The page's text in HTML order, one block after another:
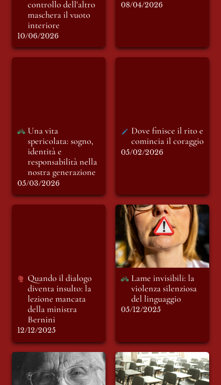
controllo dell'altro
maschera il vuoto
interiore
10/06/2026
08/04/2026
Una vita
spericolata: sogno,
identità e
responsabilità nella
nostra generazione
05/03/2026
Dove finisce il rito e
comincia il coraggio
05/02/2026
Quando il dialogo
diventa insulto: la
lezione mancata
della ministra
Bernini
12/12/2025
Lame invisibili: la
violenza silenziosa
del linguaggio
Lame invisibili: la
violenza silenziosa
del linguaggio
05/12/2025
Sotto il segno dei
vostri occhi
L’ultimo primo
giorno: la scuola che
ci insegna a vivere